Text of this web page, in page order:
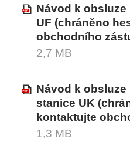
PAR MUMS
VĪZIJA
GRUPA GRITEC
HRONIKA
AKTUALITĀTES
TEHNISKIE UN
DARBS
Návod k
UF (chráněno
obchodního
2,7 MB
Návod k
stanice UK
kontaktujte
1,3 MB